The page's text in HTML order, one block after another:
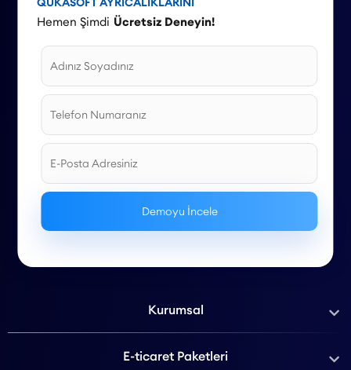
Hemen Şimdi Ücretsiz Deneyin!
Kurumsal
E-ticaret Paketleri